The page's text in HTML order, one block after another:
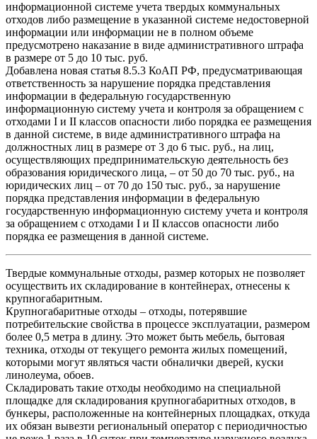
информационной системе учета твердых коммунальных
отходов либо размещение в указанной системе недостоверной
информации или информации не в полном объеме
предусмотрено наказание в виде административного штрафа
в размере от 5 до 10 тыс. руб.
Добавлена новая статья 8.5.3 КоАП РФ, предусматривающая
ответственность за нарушение порядка представления
информации в федеральную государственную
информационную систему учета и контроля за обращением с
отходами I и II классов опасности либо порядка ее размещения
в данной системе, в виде административного штрафа на
должностных лиц в размере от 3 до 6 тыс. руб., на лиц,
осуществляющих предпринимательскую деятельность без
образования юридического лица, – от 50 до 70 тыс. руб., на
юридических лиц – от 70 до 150 тыс. руб., за нарушение
порядка представления информации в федеральную
государственную информационную систему учета и контроля
за обращением с отходами I и II классов опасности либо
порядка ее размещения в данной системе.
Твердые коммунальные отходы, размер которых не позволяет
осуществить их складирование в контейнерах, отнесены к
крупногабаритным.
Крупногабаритные отходы – отходы, потерявшие
потребительские свойства в процессе эксплуатации, размером
более 0,5 метра в длину. Это может быть мебель, бытовая
техника, отходы от текущего ремонта жилых помещений,
которыми могут являться части обналички дверей, куски
линолеума, обоев.
Складировать такие отходы необходимо на специальной
площадке для складирования крупногабаритных отходов, в
бункеры, расположенные на контейнерных площадках, откуда
их обязан вывезти региональный оператор с периодичностью